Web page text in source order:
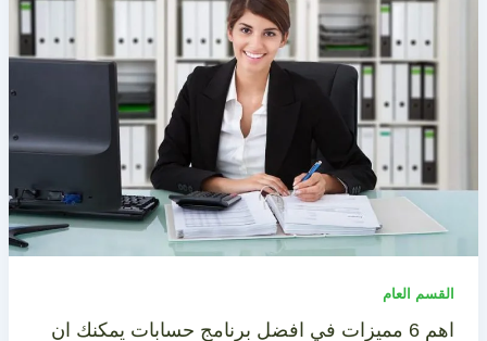
القسم العام
اهم 6 مميزات في افضل برنامج حسابات يمكنك ان